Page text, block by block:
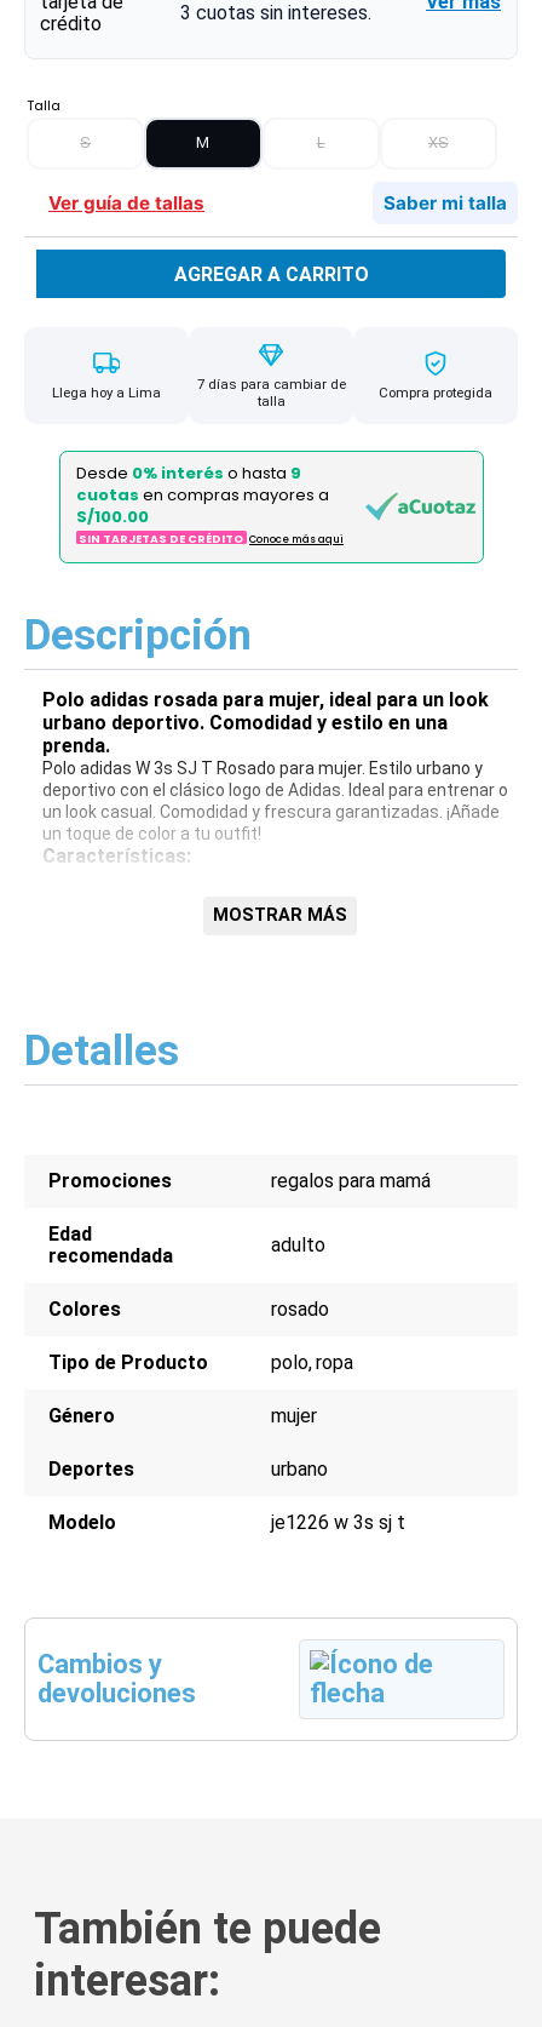
3 cuotas sin intereses.
Talla
S M L XS
Ver guía de tallas Saber mi talla
AGREGAR A CARRITO
Llega hoy a Lima
7 días para cambiar de
talla
Compra protegida
Desde 0% interés o hasta 9
cuotas en compras mayores a
S/100.00
SIN TARJETAS DE CRÉDITO Conoce más aqui
Descripción
Polo adidas rosada para mujer, ideal para un look
urbano deportivo. Comodidad y estilo en una
prenda.
Polo adidas W 3s SJ T Rosado para mujer. Estilo urbano y
deportivo con el clásico logo de Adidas. Ideal para entrenar o
un look casual. Comodidad y frescura garantizadas. ¡Añade
un toque de color a tu outfit!
Características:
MOSTRAR MÁS
Detalles
Promociones regalos para mamá
Edad
recomendada
adulto
Colores rosado
Tipo de Producto polo ropa
Género mujer
Deportes urbano
Modelo je1226 w 3s sj t
Cambios y
devoluciones
También te puede
interesar: